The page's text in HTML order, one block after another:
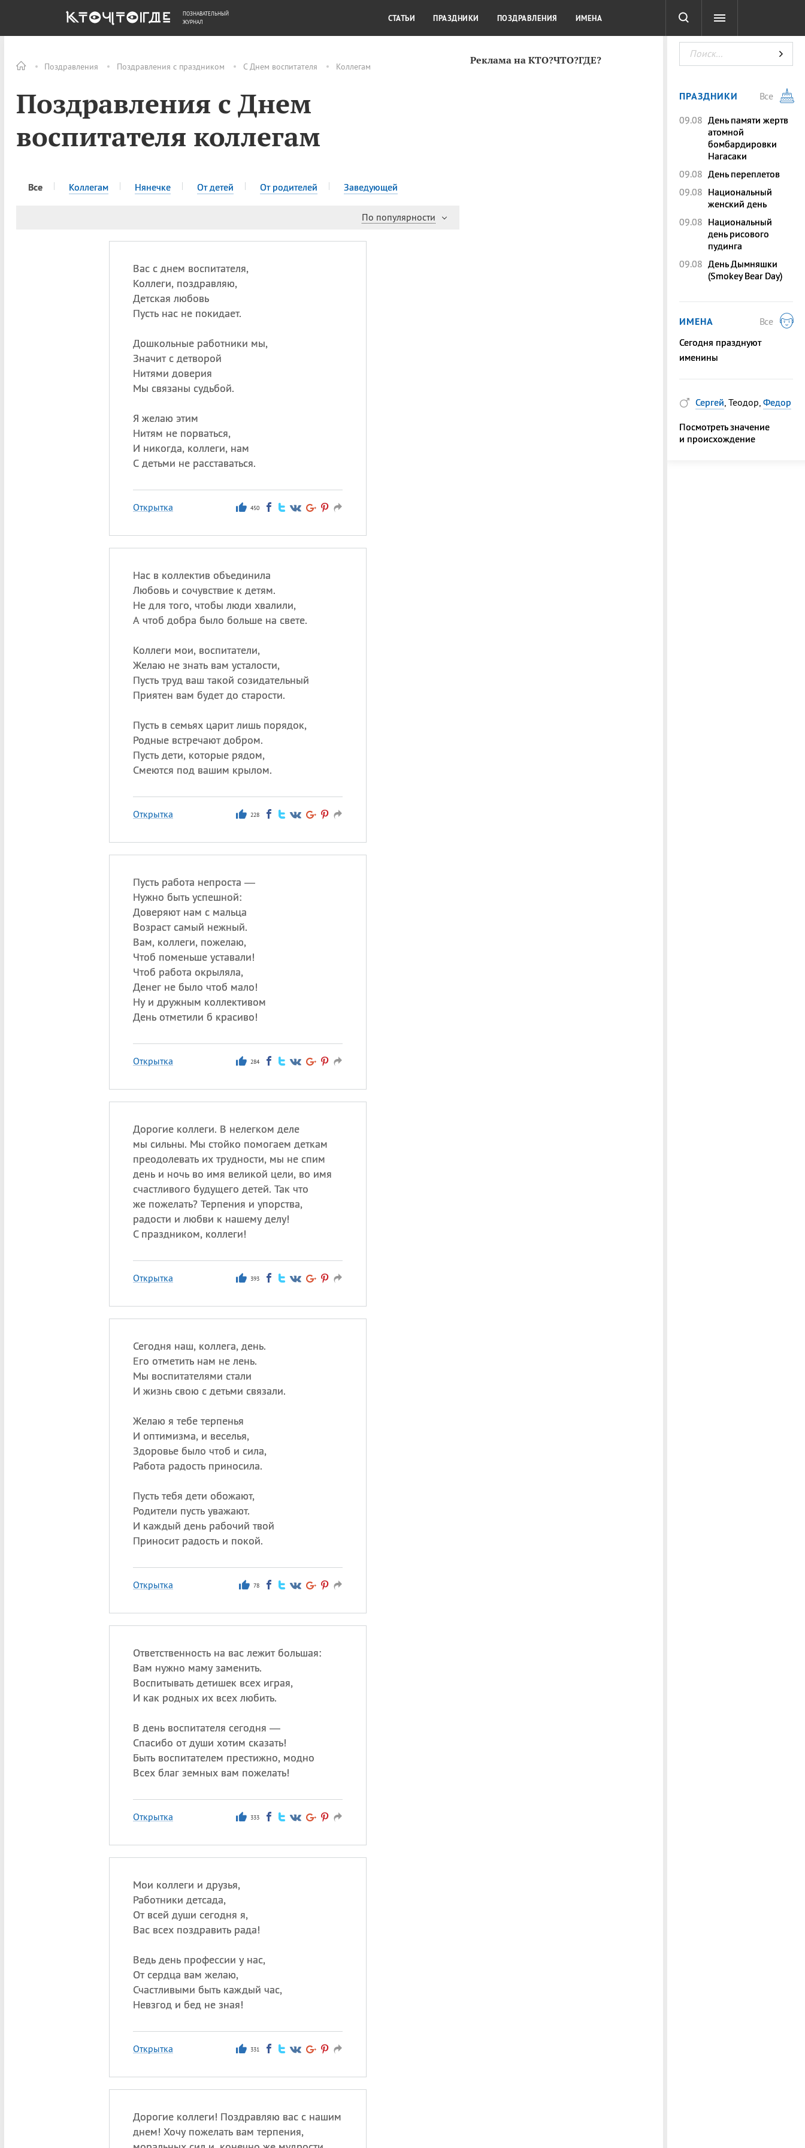
Поздравления Поздравления с праздником С Днем воспитателя Коллегам
Поздравления с Днем
воспитателя коллегам
Все Коллегам Нянечке От детей От родителей Заведующей
По популярности
Вас с днем воспитателя,
Коллеги, поздравляю,
Детская любовь
Пусть нас не покидает.
Дошкольные работники мы,
Значит с детворой
Нитями доверия
Мы связаны судьбой.
Я желаю этим
Нитям не порваться,
И никогда, коллеги, нам
С детьми не расставаться.
Открытка 450
Нас в коллектив объединила
Любовь и сочувствие к детям.
Не для того, чтобы люди хвалили,
А чтоб добра было больше на свете.
Коллеги мои, воспитатели,
Желаю не знать вам усталости,
Пусть труд ваш такой созидательный
Приятен вам будет до старости.
Пусть в семьях царит лишь порядок,
Родные встречают добром.
Пусть дети, которые рядом,
Смеются под вашим крылом.
Открытка 228
Пусть работа непроста —
Нужно быть успешной:
Доверяют нам с мальца
Возраст самый нежный.
Вам, коллеги, пожелаю,
Чтоб поменьше уставали!
Чтоб работа окрыляла,
Денег не было чтоб мало!
Ну и дружным коллективом
День отметили б красиво!
Открытка 284
Дорогие коллеги. В нелегком деле
мы сильны. Мы стойко помогаем деткам
преодолевать их трудности, мы не спим
день и ночь во имя великой цели, во имя
счастливого будущего детей. Так что
же пожелать? Терпения и упорства,
радости и любви к нашему делу!
С праздником, коллеги!
Открытка 393
Сегодня наш, коллега, день.
Его отметить нам не лень.
Мы воспитателями стали
И жизнь свою с детьми связали.
Желаю я тебе терпенья
И оптимизма, и веселья,
Здоровье было чтоб и сила,
Работа радость приносила.
Пусть тебя дети обожают,
Родители пусть уважают.
И каждый день рабочий твой
Приносит радость и покой.
Открытка 78
Ответственность на вас лежит большая:
Вам нужно маму заменить.
Воспитывать детишек всех играя,
И как родных их всех любить.
В день воспитателя сегодня —
Спасибо от души хотим сказать!
Быть воспитателем престижно, модно
Всех благ земных вам пожелать!
Открытка 333
Мои коллеги и друзья,
Работники детсада,
От всей души сегодня я,
Вас всех поздравить рада!
Ведь день профессии у нас,
От сердца вам желаю,
Счастливыми быть каждый час,
Невзгод и бед не зная!
Открытка 331
Дорогие коллеги! Поздравляю вас с нашим
днем! Хочу пожелать вам терпения,
Реклама на КТО?ЧТО?ГДЕ?
ОБЩЕСТВО ДЕНЬГИ КУЛЬТУРА КРАСОТА ТЕСТЫ
ПОЗНАВАТЕЛЬНЫЙ
ЖУРНАЛ
СТАТЬИ ПРАЗДНИКИ ПОЗДРАВЛЕНИЯ ИМЕНА
ПРАЗДНИКИ
Все
09.08 День памяти жертв
атомной
бомбардировки
Нагасаки
09.08 День переплетов
09.08 Национальный
женский день
09.08 Национальный
день рисового
пудинга
09.08 День Дымняшки
(Smokey Bear Day)
ИМЕНА
Все
Сегодня празднуют
именины
Сергей, Теодор, Федор
Посмотреть значение
и происхождение